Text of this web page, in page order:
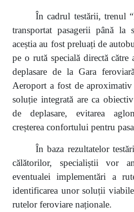
În cadrul testării, trenul
transportat pasagerii până la
aceștia au fost preluați de
pe o rută specială directă
deplasare de la Gara
Aeroport a fost de
soluție integrată are ca
de deplasare, evitarea
creșterea confortului pentru
În baza rezultatelor
călătorilor, specialiștii vor
eventualei implementări a
identificarea unor soluții
rutelor feroviare naționale.